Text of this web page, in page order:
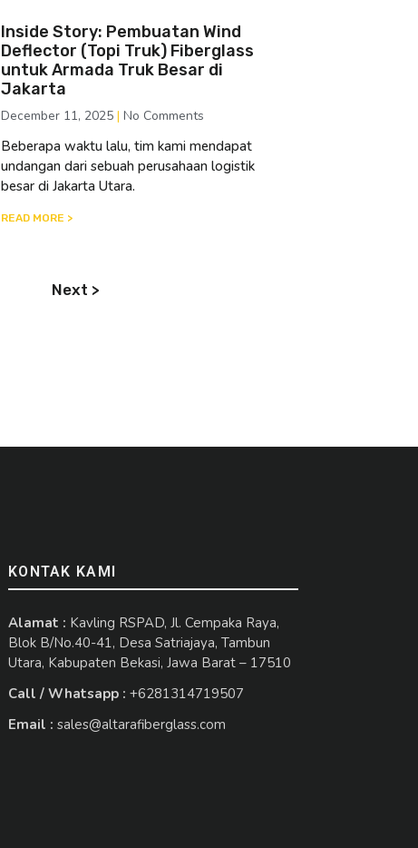
Inside Story: Pembuatan Wind
Deflector (Topi Truk) Fiberglass
untuk Armada Truk Besar di
Jakarta
December 11, 2025 No Comments
Beberapa waktu lalu, tim kami mendapat
undangan dari sebuah perusahaan logistik
besar di Jakarta Utara.
READ MORE >
Next >
KONTAK KAMI
Alamat : Kavling RSPAD, Jl. Cempaka Raya,
Blok B/No.40-41, Desa Satriajaya, Tambun
Utara, Kabupaten Bekasi, Jawa Barat – 17510
Call / Whatsapp : +6281314719507
Email : sales@altarafiberglass.com